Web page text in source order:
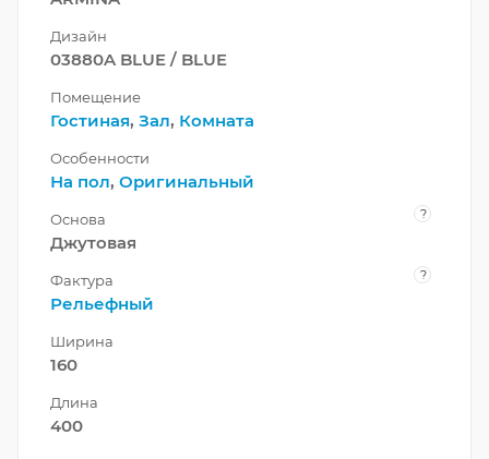
Дизайн
03880A BLUE / BLUE
Помещение
Гостиная, Зал, Комната
Особенности
На пол, Оригинальный
Основа ?
Джутовая
Фактура ?
Рельефный
Ширина
160
Длина
400